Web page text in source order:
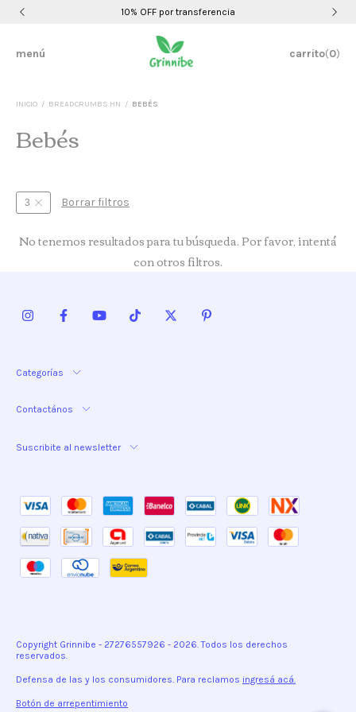
10% OFF por transferencia
menú carrito(0)
INICIO / BREADCRUMBS.HN / BEBÉS
Bebés
3 Borrar filtros
No tenemos resultados para tu búsqueda. Por favor, intentá
con otros filtros.
Categorías
Contactános
Suscribite al newsletter
Copyright Grinnibe - 27276557926 - 2026. Todos los derechos
reservados.
Defensa de las y los consumidores. Para reclamos ingresá acá.
Botón de arrepentimiento